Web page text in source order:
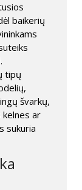
baikerių
tipų
švarkų,
ar
sukuria